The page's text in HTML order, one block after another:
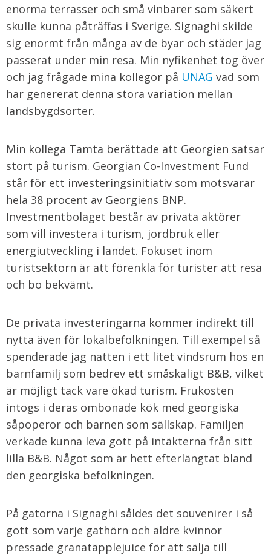
enorma terrasser och små vinbarer som säkert
skulle kunna påträffas i Sverige. Signaghi skilde
sig enormt från många av de byar och städer jag
passerat under min resa. Min nyfikenhet tog över
och jag frågade mina kollegor på UNAG vad som
har genererat denna stora variation mellan
landsbygdsorter.
Min kollega Tamta berättade att Georgien satsar
stort på turism. Georgian Co-Investment Fund
står för ett investeringsinitiativ som motsvarar
hela 38 procent av Georgiens BNP.
Investmentbolaget består av privata aktörer
som vill investera i turism, jordbruk eller
energiutveckling i landet. Fokuset inom
turistsektorn är att förenkla för turister att resa
och bo bekvämt.
De privata investeringarna kommer indirekt till
nytta även för lokalbefolkningen. Till exempel så
spenderade jag natten i ett litet vindsrum hos en
barnfamilj som bedrev ett småskaligt B&B, vilket
är möjligt tack vare ökad turism. Frukosten
intogs i deras ombonade kök med georgiska
såpoperor och barnen som sällskap. Familjen
verkade kunna leva gott på intäkterna från sitt
lilla B&B. Något som är hett efterlängtat bland
den georgiska befolkningen.
På gatorna i Signaghi såldes det souvenirer i så
gott som varje gathörn och äldre kvinnor
pressade granatäpplejuice för att sälja till